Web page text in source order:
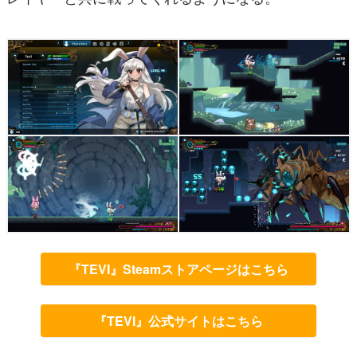
『TEVI』Steamストアページはこちら
『TEVI』公式サイトはこちら